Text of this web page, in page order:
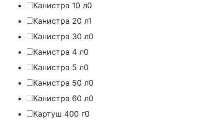
Канистра 10 л0
Канистра 20 л1
Канистра 30 л0
Канистра 4 л0
Канистра 5 л0
Канистра 50 л0
Канистра 60 л0
Картуш 400 г0